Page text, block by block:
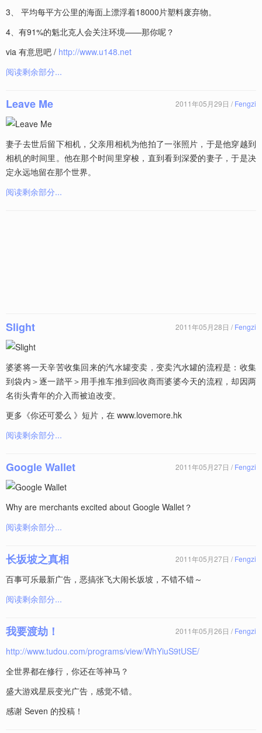
3、 平均每平方公里的海面上漂浮着18000片塑料废弃物。
4、有91%的魁北克人会关注环境——那你呢？
via 有意思吧 / http://www.u148.net
阅读剩余部分...
Leave Me 2011年05月29日 / Fengzi
妻子去世后留下相机，父亲用相机为他拍了一张照片，于是他穿越到
相机的时间里。他在那个时间里穿梭，直到看到深爱的妻子，于是决
定永远地留在那个世界。
阅读剩余部分...
Slight 2011年05月28日 / Fengzi
婆婆将一天辛苦收集回来的汽水罐变卖，变卖汽水罐的流程是：收集
到袋内＞逐一踏平＞用手推车推到回收商而婆婆今天的流程，却因两
名街头青年的介入而被迫改变。
更多《你还可爱么 》短片，在 www.lovemore.hk
阅读剩余部分...
Google Wallet 2011年05月27日 / Fengzi
Why are merchants excited about Google Wallet？
阅读剩余部分...
长坂坡之真相 2011年05月27日 / Fengzi
百事可乐最新广告，恶搞张飞大闹长坂坡，不错不错～
阅读剩余部分...
我要渡劫！ 2011年05月26日 / Fengzi
http://www.tudou.com/programs/view/WhYiuS9tUSE/
全世界都在修行，你还在等神马？
盛大游戏星辰变光广告，感觉不错。
感谢 Seven 的投稿！